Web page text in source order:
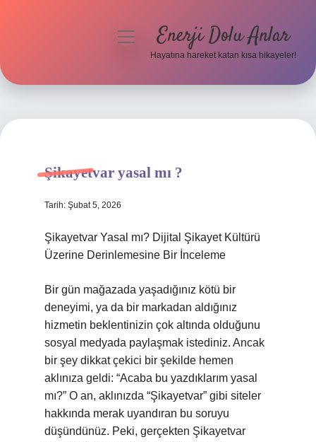
Hakkımızda
menüyüEnerji Dolu Anlar
Hayatına hareket katan kısa hikayeler!
Şikayetvar yasal mı ?
Tarih: Şubat 5, 2026
Şikayetvar Yasal mı? Dijital Şikayet Kültürü
Üzerine Derinlemesine Bir İnceleme
Bir gün mağazada yaşadığınız kötü bir
deneyimi, ya da bir markadan aldığınız
hizmetin beklentinizin çok altında olduğunu
sosyal medyada paylaşmak istediniz. Ancak
bir şey dikkat çekici bir şekilde hemen
aklınıza geldi: “Acaba bu yazdıklarım yasal
mı?” O an, aklınızda “Şikayetvar” gibi siteler
hakkında merak uyandıran bu soruyu
düşündünüz. Peki, gerçekten Şikayetvar